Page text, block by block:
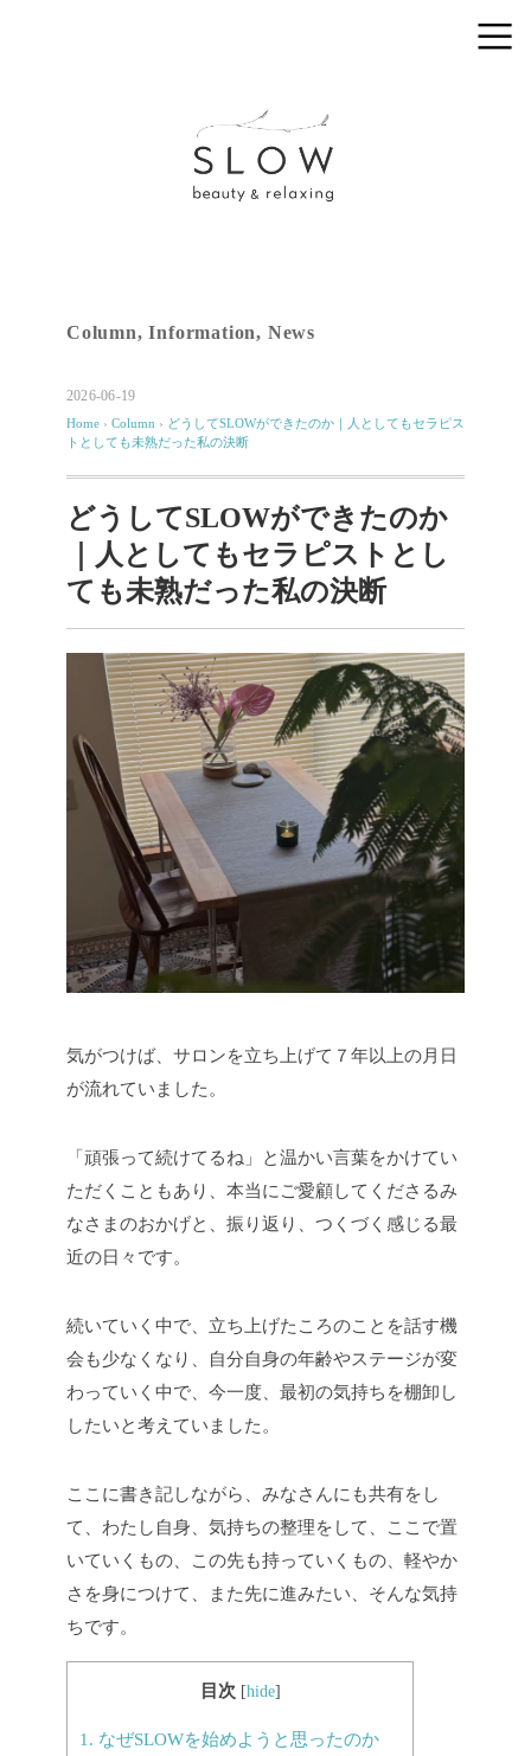
Column,Information, News
2026-06-19
Home › Column › どうしてSLOWができたのか｜人としてもセラピス
トとしても未熟だった私の決断
どうしてSLOWができたのか
｜人としてもセラピストとし
ても未熟だった私の決断
気がつけば、サロンを立ち上げて７年以上の月日
が流れていました。
「頑張って続けてるね」と温かい言葉をかけてい
ただくこともあり、本当にご愛顧してくださるみ
なさまのおかげと、振り返り、つくづく感じる最
近の日々です。
続いていく中で、立ち上げたころのことを話す機
会も少なくなり、自分自身の年齢やステージが変
わっていく中で、今一度、最初の気持ちを棚卸し
したいと考えていました。
ここに書き記しながら、みなさんにも共有をし
て、わたし自身、気持ちの整理をして、ここで置
いていくもの、この先も持っていくもの、軽やか
さを身につけて、また先に進みたい、そんな気持
ちです。
目次 [hide]
1. なぜSLOWを始めようと思ったのか